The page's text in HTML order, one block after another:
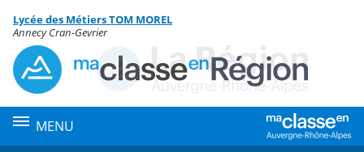
Menu de la rubrique
Contenu
Lycée des Métiers TOM MOREL
Annecy Cran-Gevrier
MENU